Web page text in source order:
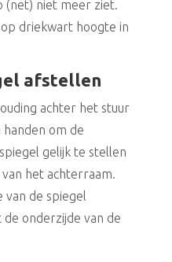
(net) niet meer ziet.
driekwart hoogte in
afstellen
achter het stuur
handen om de
gelijk te stellen
het achterraam.
van de spiegel
onderzijde van de